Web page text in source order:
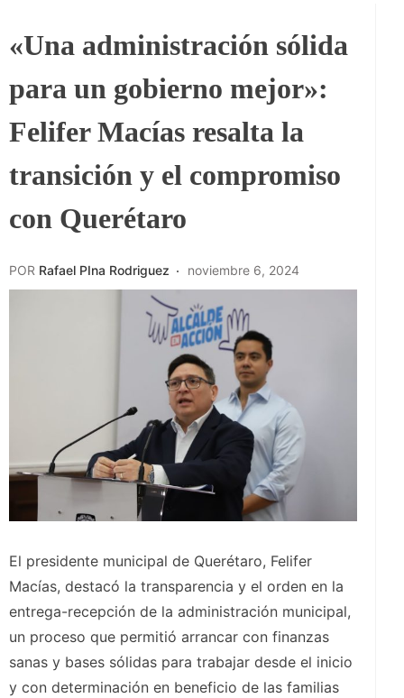
«Una administración sólida
para un gobierno mejor»:
Felifer Macías resalta la
transición y el compromiso
con Querétaro
POR Rafael PIna Rodriguez noviembre 6, 2024
El presidente municipal de Querétaro, Felifer
Macías, destacó la transparencia y el orden en la
entrega-recepción de la administración municipal,
un proceso que permitió arrancar con finanzas
sanas y bases sólidas para trabajar desde el inicio
y con determinación en beneficio de las familias